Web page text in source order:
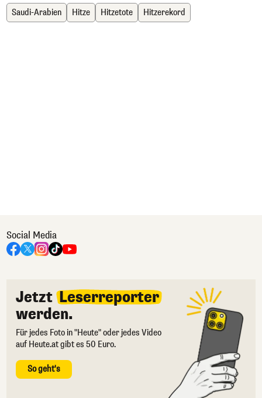
Saudi-Arabien Hitze Hitzetote Hitzerekord
Social Media
Jetzt Leserreporter
werden.
Für jedes Foto in "Heute" oder jedes Video
auf Heute.at gibt es 50 Euro.
So geht's